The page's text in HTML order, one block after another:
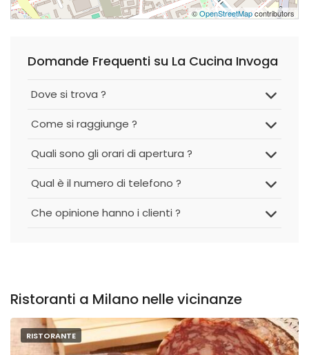
©OpenStreetMapcontributors
Domande Frequenti su La Cucina Invoga
Dove si trova ?
Come si raggiunge ?
Quali sono gli orari di apertura ?
Qual è il numero di telefono ?
Che opinione hanno i clienti ?
Ristoranti a Milano nelle vicinanze
RISTORANTE